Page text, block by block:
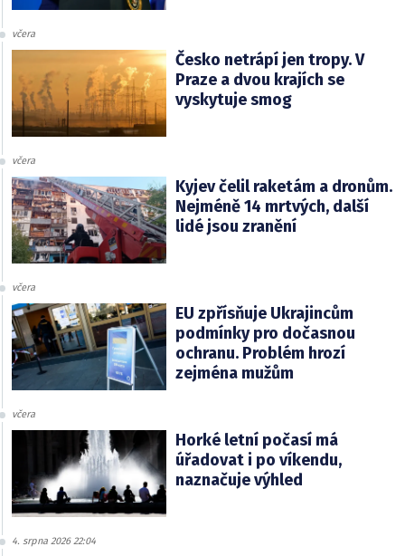
včera
Česko netrápí jen tropy. V
Praze a dvou krajích se
vyskytuje smog
včera
Kyjev čelil raketám a dronům.
Nejméně 14 mrtvých, další
lidé jsou zranění
včera
EU zpřísňuje Ukrajincům
podmínky pro dočasnou
ochranu. Problém hrozí
zejména mužům
včera
Horké letní počasí má
úřadovat i po víkendu,
naznačuje výhled
4. srpna 2026 22:04